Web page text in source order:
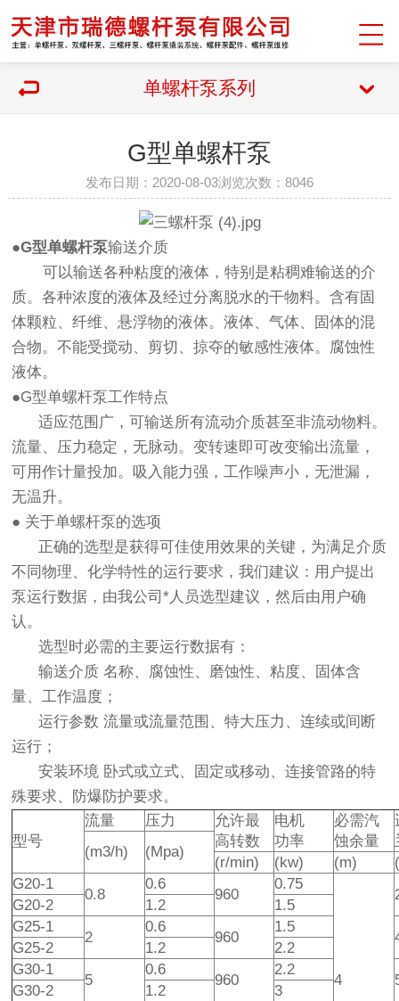
单螺杆泵系列
G型单螺杆泵
发布日期：2020-08-03浏览次数：8046
●G型单螺杆泵输送介质
可以输送各种粘度的液体，特别是粘稠难输送的介
质。各种浓度的液体及经过分离脱水的干物料。含有固
体颗粒、纤维、悬浮物的液体。液体、气体、固体的混
合物。不能受搅动、剪切、掠夺的敏感性液体。腐蚀性
液体。
●G型单螺杆泵工作特点
适应范围广，可输送所有流动介质甚至非流动物料。
流量、压力稳定，无脉动。变转速即可改变输出流量，
可用作计量投加。吸入能力强，工作噪声小，无泄漏，
无温升。
● 关于单螺杆泵的选项
正确的选型是获得可佳使用效果的关键，为满足介质
不同物理、化学特性的运行要求，我们建议：用户提出
泵运行数据，由我公司*人员选型建议，然后由用户确
认。
选型时必需的主要运行数据有：
输送介质 名称、腐蚀性、磨蚀性、粘度、固体含
量、工作温度；
运行参数 流量或流量范围、特大压力、连续或间断
运行；
安装环境 卧式或立式、固定或移动、连接管路的特
殊要求、防爆防护要求。
型号
流量 压力
允许最
高转数
电机
功率
必需汽
蚀余量
(m3/h) (Mpa)
(r/min) (kw) (m)
G20-1
0.8
0.6
960
0.75
4
G20-2 1.2
1.5
G25-1
2
0.6
960
1.5
G25-2 1.2
2.2
G30-1
5
0.6
960
2.2
G30-2 1.2
3